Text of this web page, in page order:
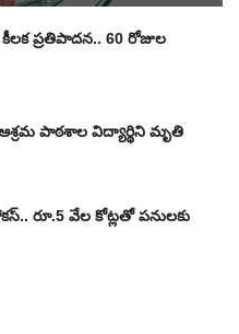
ప్రతిపాదన.. 60 రోజుల
పాఠశాల విద్యార్థిని మృతి
రూ.5 వేల కోట్లతో పనులకు